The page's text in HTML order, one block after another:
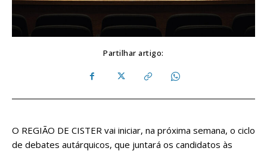
Partilhar artigo:
O REGIÃO DE CISTER vai iniciar, na próxima semana, o ciclo
de debates autárquicos, que juntará os candidatos às